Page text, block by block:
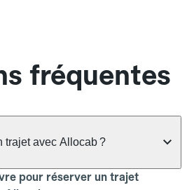
fréquentes
trajet avec Allocab ?
pour réserver un trajet